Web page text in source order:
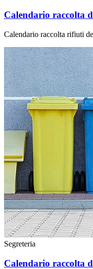
Calendario raccolta
Calendario raccolta rifiuti
Segreteria
Calendario raccolta